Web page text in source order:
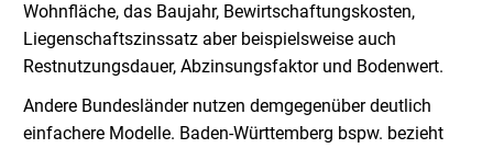
Wohnfläche, das Baujahr, Bewirtschaftungskosten,
Liegenschaftszinssatz aber beispielsweise auch
Restnutzungsdauer, Abzinsungsfaktor und Bodenwert.
Andere Bundesländer nutzen demgegenüber deutlich
einfachere Modelle. Baden-Württemberg bspw. bezieht